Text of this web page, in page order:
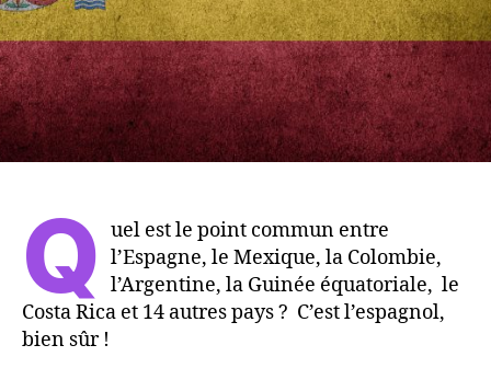
Q uel est le point commun entre
l’Espagne, le Mexique, la Colombie,
l’Argentine, la Guinée équatoriale, le
Costa Rica et 14 autres pays ? C’est l’espagnol,
bien sûr !